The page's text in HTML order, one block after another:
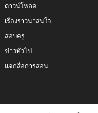
ดาวน์โหลด
เรื่องราวน่าสนใจ
สอบครู
ข่าวทั่วไป
แจกสื่อการสอน